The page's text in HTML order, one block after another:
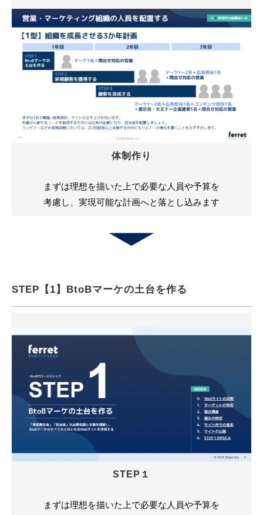
体制作り
まずは理想を描いた上で必要な人員や予算を
考慮し、実現可能な計画へと落とし込みます
STEP【1】BtoBマーケの土台を作る
STEP１
まずは理想を描いた上で必要な人員や予算を